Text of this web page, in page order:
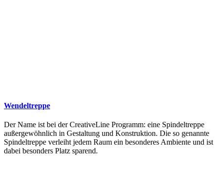
Wendeltreppe
Der Name ist bei der CreativeLine Programm: eine Spindeltreppe
außergewöhnlich in Gestaltung und Konstruktion. Die so genannte
Spindeltreppe verleiht jedem Raum ein besonderes Ambiente und ist
dabei besonders Platz sparend.